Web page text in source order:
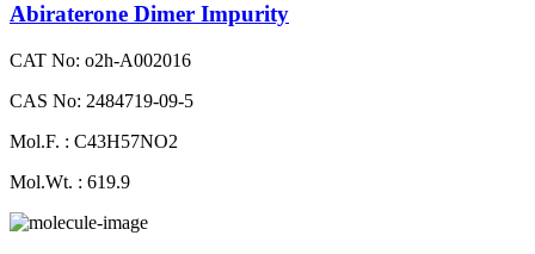
Abiraterone Dimer Impurity
CAT No: o2h-A002016
CAS No: 2484719-09-5
Mol.F. : C43H57NO2
Mol.Wt. : 619.9